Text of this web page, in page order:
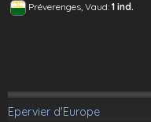
Préverenges, Vaud: 1 ind.
Epervier d'Europe